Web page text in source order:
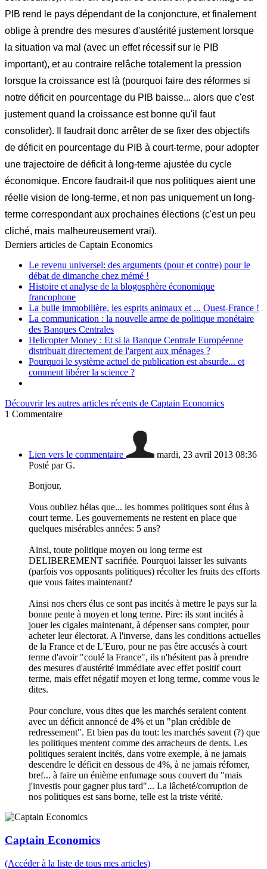
PIB rend le pays dépendant de la conjoncture, et finalement
oblige à prendre des mesures d'austérité justement lorsque
la situation va mal (avec un effet récessif sur le PIB
important), et au contraire relâche totalement la pression
lorsque la croissance est là (pourquoi faire des réformes si
notre déficit en pourcentage du PIB baisse... alors que c'est
justement quand la croissance est bonne qu'il faut
consolider). Il faudrait donc arrêter de se fixer des objectifs
de déficit en pourcentage du PIB à court-terme, pour adopter
une trajectoire de déficit à long-terme ajustée du cycle
économique. Encore faudrait-il que nos politiques aient une
réelle vision de long-terme, et non pas uniquement un long-
terme correspondant aux prochaines élections (c'est un peu
cliché, mais malheureusement vrai).
Derniers articles de Captain Economics
Le revenu universel: des arguments (pour et contre) pour le
débat de dimanche chez mémé !
Histoire et analyse de la blogosphère économique
francophone
La bulle immobilière, les esprits animaux et ... Ouest-France !
La communication : la nouvelle arme de politique monétaire
des Banques Centrales
Helicopter Money : Et si la Banque Centrale Européenne
distribuait directement de l'argent aux ménages ?
Pourquoi le système actuel de publication est absurde... et
comment libérer la science ?
Découvrir les autres articles récents de Captain Economics
1 Commentaire
Lien vers le commentaire
mardi, 23 avril 2013 08:36
Posté par G.
Bonjour,
Vous oubliez hélas que... les hommes politiques sont élus à
court terme. Les gouvernements ne restent en place que
quelques misérables années: 5 ans?
Ainsi, toute politique moyen ou long terme est
DELIBEREMENT sacrifiée. Pourquoi laisser les suivants
(parfois vos opposants politiques) récolter les fruits des efforts
que vous faites maintenant?
Ainsi nos chers élus ce sont pas incités à mettre le pays sur la
bonne pente à moyen et long terme. Pire: ils sont incités à
jouer les cigales maintenant, à dépenser sans compter, pour
acheter leur électorat. A l'inverse, dans les conditions actuelles
de la France et de L'Euro, pour ne pas être accusés à court
terme d'avoir "coulé la France", ils n'hésitent pas à prendre
des mesures d'austérité immédiate avec effet positif court
terme, mais effet négatif moyen et long terme, comme vous le
dites.
Pour conclure, vous dites que les marchés seraient content
avec un déficit annoncé de 4% et un "plan crédible de
redressement". Et bien pas du tout: les marchés savent (?) que
les politiques mentent comme des arracheurs de dents. Les
politiques seraient incités, dans votre exemple, à ne jamais
descendre le déficit en dessous de 4%, à ne jamais réfomer,
bref... à faire un énième enfumage sous couvert du "mais
j'investis pour gagner plus tard"... La lâcheté/corruption de
nos politiques est sans borne, telle est la triste vérité.
Captain Economics
(Accéder à la liste de tous mes articles)